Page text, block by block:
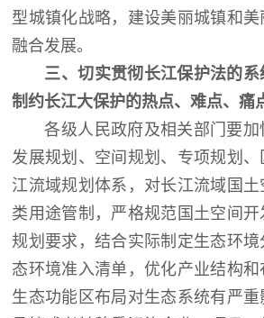
型城镇化战略，建设美丽城镇和
融合发展。
三、切实贯彻长江保护法的
制约长江大保护的热点、难点、痛
各级人民政府及相关部门要
发展规划、空间规划、专项规划
江流域规划体系，对长江流域国
类用途管制，严格规范国土空间
规划要求，结合实际制定生态环
态环境准入清单，优化产业结构
生态功能区布局对生态系统有严